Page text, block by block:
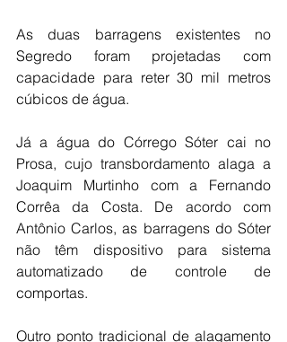
As duas barragens existentes no
Segredo foram projetadas com
capacidade para reter 30 mil metros
cúbicos de água.
Já a água do Córrego Sóter cai no
Prosa, cujo transbordamento alaga a
Joaquim Murtinho com a Fernando
Corrêa da Costa. De acordo com
Antônio Carlos, as barragens do Sóter
não têm dispositivo para sistema
automatizado de controle de
comportas.
Outro ponto tradicional de alagamento